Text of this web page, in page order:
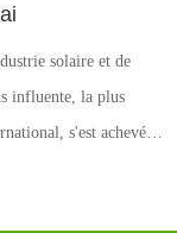
solaire et de
influente, la plus
s'est achevée
de Shanghai.